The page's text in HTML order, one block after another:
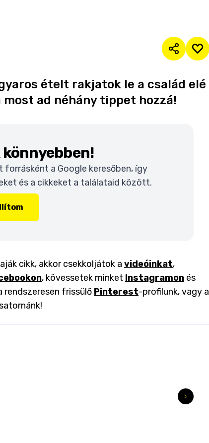
ételt rakjatok le a család elé
ad néhány tippet hozzá!
a Google keresőben, így
és a cikkeket a találataid között.
cikk, akkor csekkoljátok a videóinkat,
, kövessetek minket Instagramon és
rendszeresen frissülő Pinterest-profilunk, vagy a